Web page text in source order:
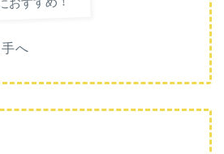
へ